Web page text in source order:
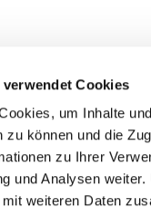
verwendet Cookies
um Inhalte
zu können und die
zu Ihrer
und Analysen weiter.
weiteren Daten
Abenteuer im
Abenteuer im